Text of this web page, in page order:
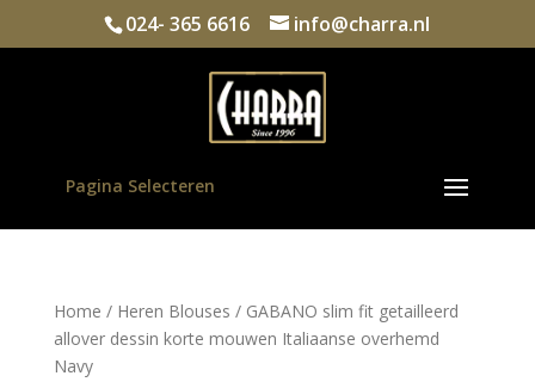
024- 365 6616 info@charra.nl
Pagina Selecteren
Home / Heren Blouses / GABANO slim fit getailleerd
allover dessin korte mouwen Italiaanse overhemd
Navy